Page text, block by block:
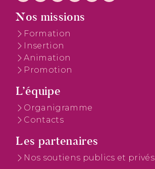
Nos missions
Formation
Insertion
Animation
Promotion
L’équipe
Organigramme
Contacts
Les partenaires
Nos soutiens publics et privés